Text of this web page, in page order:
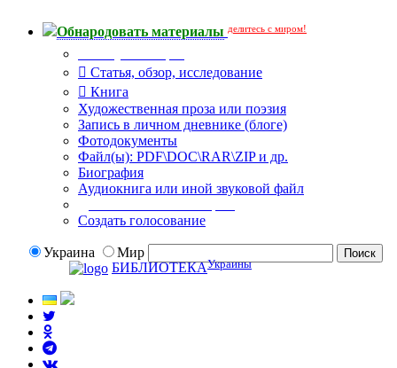
Обнародовать материалы делитесь с миром!
Статья, обзор, исследование
Книга
Художественная проза или поэзия
Запись в личном дневнике (блоге)
Фотодокументы
Файл(ы): PDF\DOC\RAR\ZIP и др.
Биография
Аудиокнига или иной звуковой файл
Создать голосование
Украина
Мир
БИБЛИОТЕКАУкраины